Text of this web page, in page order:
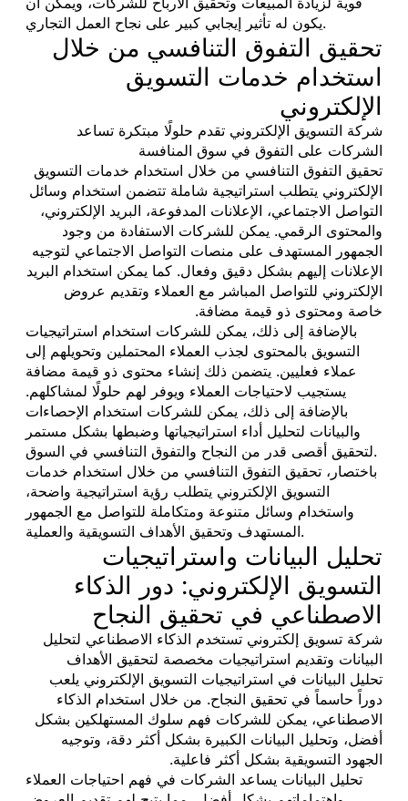
يكون له تأثير إيجابي كبير على نجاح العمل التجاري.
تحقيق التفوق التنافسي من خلال
استخدام خدمات التسويق
الإلكتروني
شركة التسويق الإلكتروني تقدم حلولًا مبتكرة تساعد
الشركات على التفوق في سوق المنافسة
تحقيق التفوق التنافسي من خلال استخدام خدمات التسويق
الإلكتروني يتطلب استراتيجية شاملة تتضمن استخدام وسائل
التواصل الاجتماعي، الإعلانات المدفوعة، البريد الإلكتروني،
والمحتوى الرقمي. يمكن للشركات الاستفادة من وجود
الجمهور المستهدف على منصات التواصل الاجتماعي لتوجيه
الإعلانات إليهم بشكل دقيق وفعال. كما يمكن استخدام البريد
الإلكتروني للتواصل المباشر مع العملاء وتقديم عروض
خاصة ومحتوى ذو قيمة مضافة.
بالإضافة إلى ذلك، يمكن للشركات استخدام استراتيجيات
التسويق بالمحتوى لجذب العملاء المحتملين وتحويلهم إلى
عملاء فعليين. يتضمن ذلك إنشاء محتوى ذو قيمة مضافة
يستجيب لاحتياجات العملاء ويوفر لهم حلولًا لمشاكلهم.
بالإضافة إلى ذلك، يمكن للشركات استخدام الإحصاءات
والبيانات لتحليل أداء استراتيجياتها وضبطها بشكل مستمر
لتحقيق أقصى قدر من النجاح والتفوق التنافسي في السوق.
باختصار، تحقيق التفوق التنافسي من خلال استخدام خدمات
التسويق الإلكتروني يتطلب رؤية استراتيجية واضحة،
واستخدام وسائل متنوعة ومتكاملة للتواصل مع الجمهور
المستهدف وتحقيق الأهداف التسويقية والعملية.
تحليل البيانات واستراتيجيات
التسويق الإلكتروني: دور الذكاء
الاصطناعي في تحقيق النجاح
شركة تسويق إلكتروني تستخدم الذكاء الاصطناعي لتحليل
البيانات وتقديم استراتيجيات مخصصة لتحقيق الأهداف
تحليل البيانات في استراتيجيات التسويق الإلكتروني يلعب
دوراً حاسماً في تحقيق النجاح. من خلال استخدام الذكاء
الاصطناعي، يمكن للشركات فهم سلوك المستهلكين بشكل
أفضل، وتحليل البيانات الكبيرة بشكل أكثر دقة، وتوجيه
الجهود التسويقية بشكل أكثر فاعلية.
تحليل البيانات يساعد الشركات في فهم احتياجات العملاء